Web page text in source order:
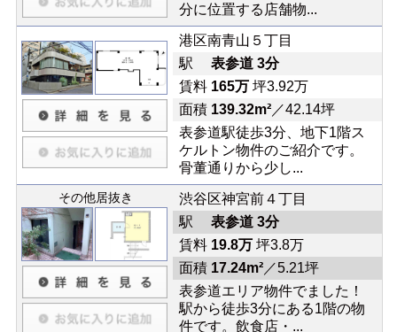
分に位置する店舗物...
港区南青山５丁目
駅 表参道 3分
賃料 165万坪3.92万
面積 139.32m²／42.14坪
表参道駅徒歩3分、地下1階ス
ケルトン物件のご紹介です。
骨董通りから少し...
その他居抜き
渋谷区神宮前４丁目
駅 表参道 3分
賃料 19.8万坪3.8万
面積 17.24m²／5.21坪
表参道エリア物件でました！
駅から徒歩3分にある1階の物
件です。飲食店・...